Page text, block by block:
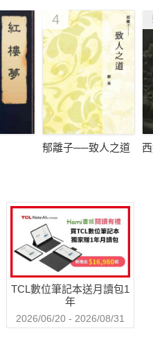
4
郁離子──致人之道
TCL數位筆記本送月讀包1
年
2026/06/20 - 2026/08/31